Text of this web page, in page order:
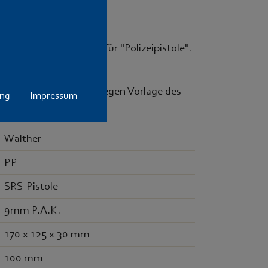
Impressum
PP. PP steht hierbei für "Polizeipistole".
über 18 Jahre gegen Vorlage des
Walther
PP
SRS-Pistole
9mm P.A.K.
170 x 125 x 30 mm
100 mm